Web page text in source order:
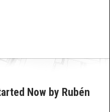
Now by Rubén